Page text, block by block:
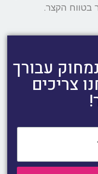
בטווח הקצר.
עבורך
צריכים